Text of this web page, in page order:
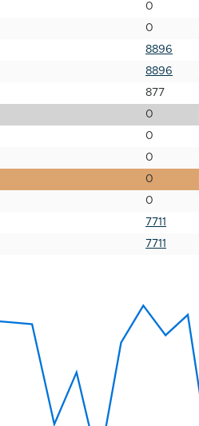
0
0
8896
8896
877
0
0
0
0
0
7711
7711